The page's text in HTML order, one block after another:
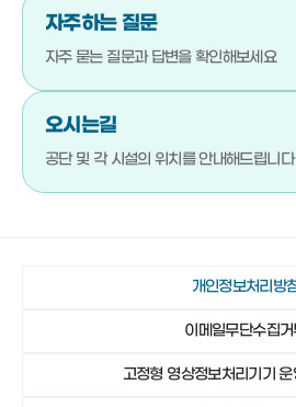
기장청소년센터
다행복한종합사회복지관
051-
일광야구체험관 및 실내야구연습장
기장종합사회복지관
051-792-4910
051-792-4750
안데르센마을 및 동화마을
051-
자주하는 질문
자주 묻는 질문과 답변을확인해보세요
오시는길
공단 및 각 시설의 위치를안내해드립니다
개인정보처리방
이메일무단수집
고정형 영상정보처리기기 운